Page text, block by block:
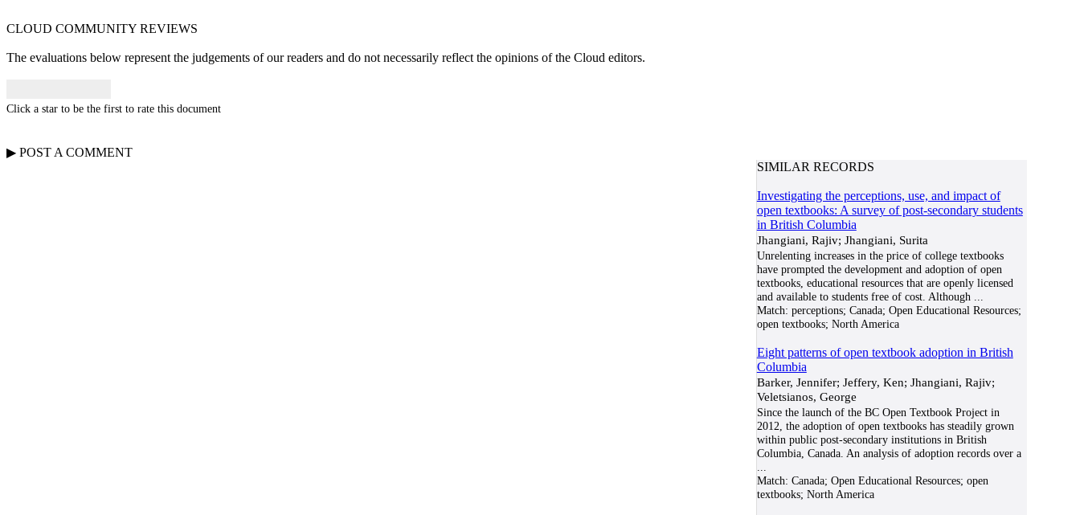
CLOUD COMMUNITY REVIEWS
The evaluations below represent the judgements of our readers and do not necessarily reflect the opinions of the Cloud editors.
Click a star to be the first to rate this document
▶ POST A COMMENT
SIMILAR RECORDS
Investigating the perceptions, use, and impact of
open textbooks: A survey of post-secondary students
in British Columbia
Jhangiani, Rajiv; Jhangiani, Surita
Unrelenting increases in the price of college textbooks
have prompted the development and adoption of open
textbooks, educational resources that are openly licensed
and available to students free of cost. Although
Match: perceptions; Canada; Open Educational Resources;
open textbooks; North America
Eight patterns of open textbook adoption in British
Columbia
Barker, Jennifer; Jeffery, Ken; Jhangiani, Rajiv;
Veletsianos, George
Since the launch of the BC Open Textbook Project in
2012, the adoption of open textbooks has steadily grown
within public post-secondary institutions in British
Columbia, Canada. An analysis of adoption records over a
Match: Canada; Open Educational Resources; open
textbooks; North America